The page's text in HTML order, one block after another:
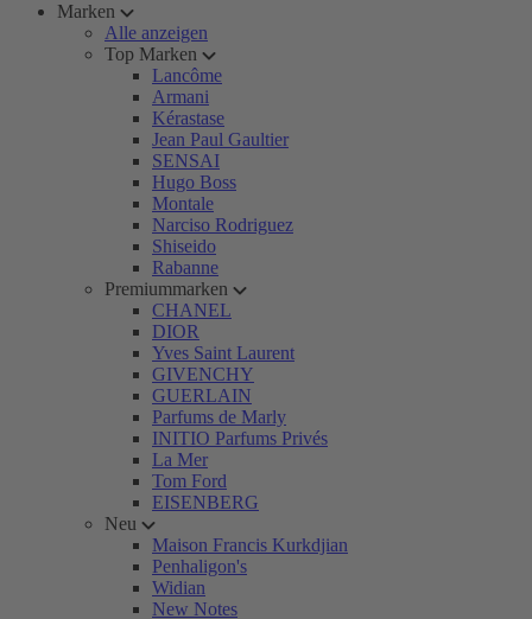
Marken
Alle anzeigen
Top Marken
Lancôme
Armani
Kérastase
Jean Paul Gaultier
SENSAI
Hugo Boss
Montale
Narciso Rodriguez
Shiseido
Rabanne
Premiummarken
CHANEL
DIOR
Yves Saint Laurent
GIVENCHY
GUERLAIN
Parfums de Marly
INITIO Parfums Privés
La Mer
Tom Ford
EISENBERG
Neu
Maison Francis Kurkdjian
Penhaligon's
Widian
New Notes